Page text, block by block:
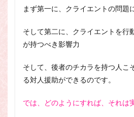
まず第一に、クライエントの問題
そして第二に、クライエントを行
が持つべき影響力
そして、後者のチカラを持つ人こ
る対人援助ができるのです。
では、どのようにすれば、それは